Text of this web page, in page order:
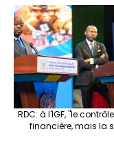
RDC: à l'IGF, "le
financière, mais la